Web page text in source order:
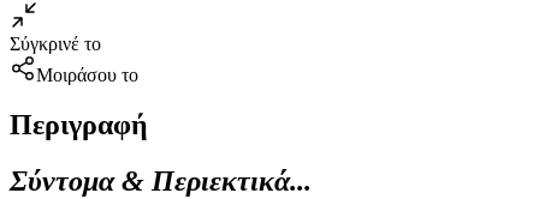
Σύγκρινέ το
Μοιράσου το
Περιγραφή
Σύντομα & Περιεκτικά...